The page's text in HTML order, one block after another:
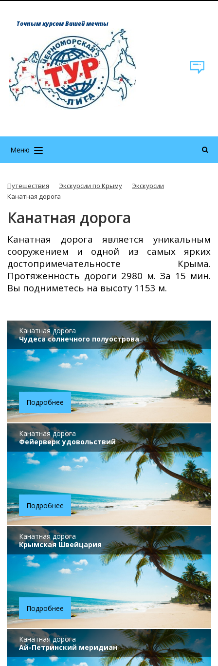
Точным курсом Вашей мечты
Меню
Путешествия Экскурсии по Крыму
Экскурсии
Канатная дорога
Канатная дорога
Канатная дорога является уникальным
сооружением и одной из самых ярких
достопримечательносте Крыма.
Протяженность дороги 2980 м. За 15 мин.
Вы подниметесь на высоту 1153 м.
Канатная дорога
Чудеса солнечного полуострова
Подробнее
Канатная дорога
Фейерверк удовольствий
Подробнее
Канатная дорога
Крымская Швейцария
Подробнее
Канатная дорога
Ай-Петринский меридиан